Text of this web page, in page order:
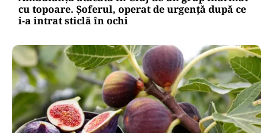
cu topoare. Șoferul, operat de urgență după ce
i-a intrat sticlă în ochi